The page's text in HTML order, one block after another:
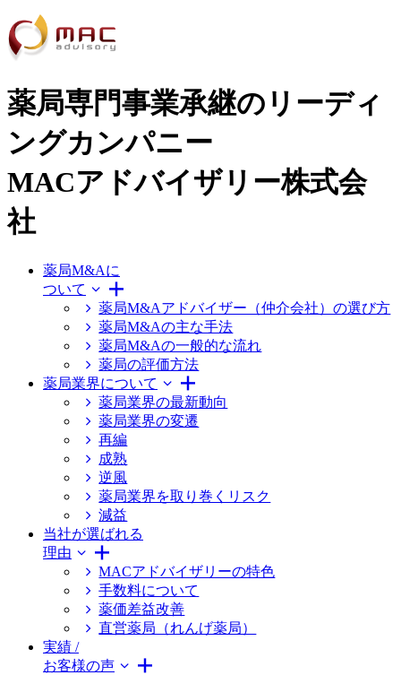
薬局専門事業承継のリーディ
ングカンパニー
MACアドバイザリー株式会
社
薬局M&Aに
ついて
薬局M&Aアドバイザー（仲介会社）の選び方
薬局M&Aの主な手法
薬局M&Aの一般的な流れ
薬局の評価方法
薬局業界について
薬局業界の最新動向
薬局業界の変遷
再編
成熟
逆風
薬局業界を取り巻くリスク
減益
当社が選ばれる
理由
MACアドバイザリーの特色
手数料について
薬価差益改善
直営薬局（れんげ薬局）
実績 /
お客様の声